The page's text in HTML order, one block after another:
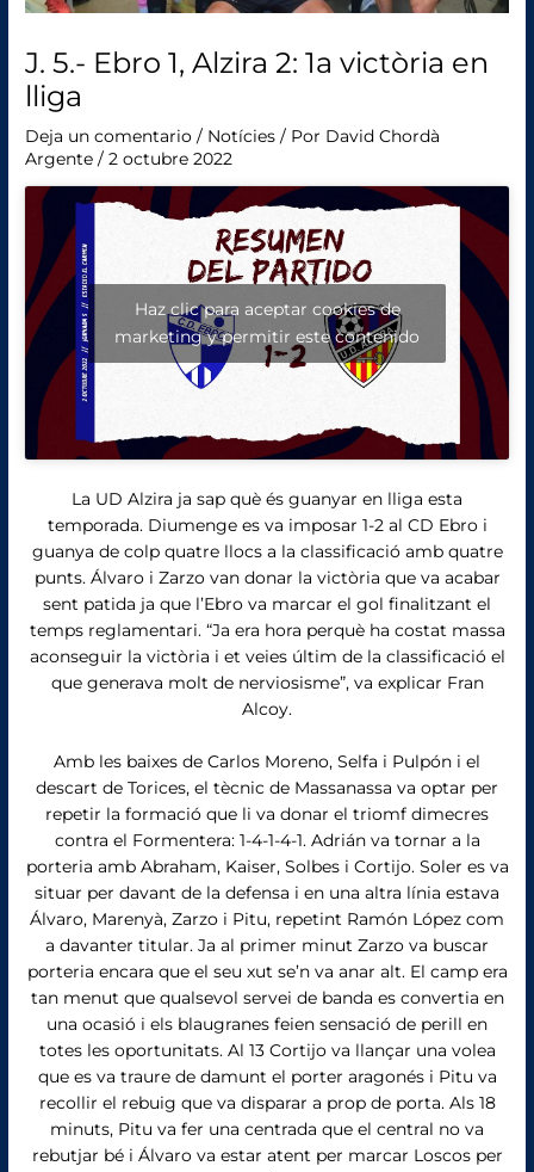
J. 5.- Ebro 1, Alzira 2: 1a victòria en
lliga
Deja un comentario / Notícies / Por David Chordà
Argente/2 octubre 2022
Haz clic para aceptar cookies de
marketing y permitir este contenido
La UD Alzira ja sap què és guanyar en lliga esta
temporada. Diumenge es va imposar 1-2 al CD Ebro i
guanya de colp quatre llocs a la classificació amb quatre
punts. Álvaro i Zarzo van donar la victòria que va acabar
sent patida ja que l’Ebro va marcar el gol finalitzant el
temps reglamentari. “Ja era hora perquè ha costat massa
aconseguir la victòria i et veies últim de la classificació el
que generava molt de nerviosisme”, va explicar Fran
Alcoy.
Amb les baixes de Carlos Moreno, Selfa i Pulpón i el
descart de Torices, el tècnic de Massanassa va optar per
repetir la formació que li va donar el triomf dimecres
contra el Formentera: 1-4-1-4-1. Adrián va tornar a la
porteria amb Abraham, Kaiser, Solbes i Cortijo. Soler es va
situar per davant de la defensa i en una altra línia estava
Álvaro, Marenyà, Zarzo i Pitu, repetint Ramón López com
a davanter titular. Ja al primer minut Zarzo va buscar
porteria encara que el seu xut se’n va anar alt. El camp era
tan menut que qualsevol servei de banda es convertia en
una ocasió i els blaugranes feien sensació de perill en
totes les oportunitats. Al 13 Cortijo va llançar una volea
que es va traure de damunt el porter aragonés i Pitu va
recollir el rebuig que va disparar a prop de porta. Als 18
minuts, Pitu va fer una centrada que el central no va
rebutjar bé i Álvaro va estar atent per marcar Loscos per